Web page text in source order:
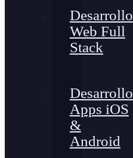
Desarrollo
Web Full
Stack
Desarrollo
Apps iOS
&
Android